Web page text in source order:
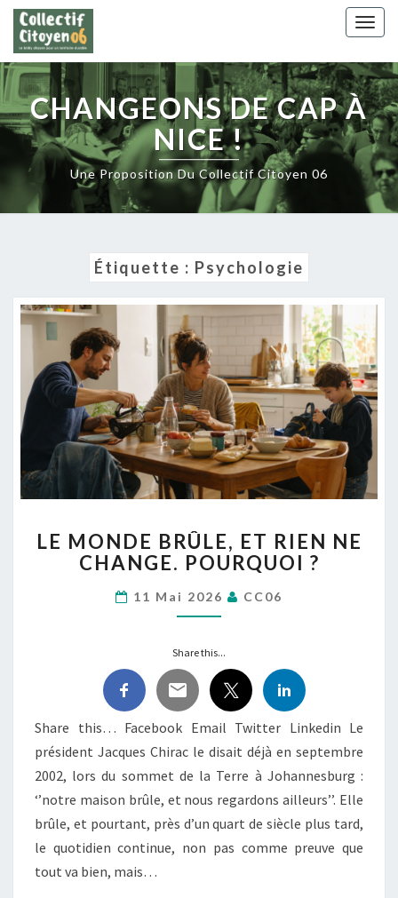
Skip
content
CHANGEONS DE CAP À
NICE !
Une Proposition Du Collectif Citoyen 06
Étiquette : Psychologie
MONDE
BRÛLE,
RIEN
NE
POURQUOI
LE MONDE BRÛLE, ET RIEN NE
CHANGE. POURQUOI ?
11 Mai 2026 CC06
Share this...
Share this… Facebook Email Twitter Linkedin Le
président Jacques Chirac le disait déjà en septembre
2002, lors du sommet de la Terre à Johannesburg :
‘’notre maison brûle, et nous regardons ailleurs’’. Elle
brûle, et pourtant, près d’un quart de siècle plus tard,
le quotidien continue, non pas comme preuve que
tout va bien, mais…